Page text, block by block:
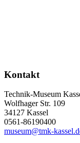
Kontakt
Technik-Museum
Wolfhager Str. 109
34127 Kassel
0561-86190400
museum@tmk-